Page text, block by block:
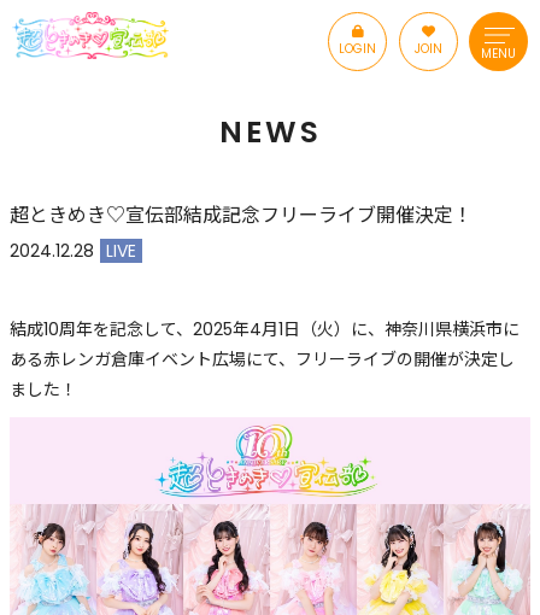
LOGIN JOIN MENU
NEWS
超ときめき♡宣伝部結成記念フリーライブ開催決定！
2024.12.28 LIVE
結成10周年を記念して、2025年4月1日（火）に、神奈川県横浜市に
ある赤レンガ倉庫イベント広場にて、フリーライブの開催が決定し
ました！